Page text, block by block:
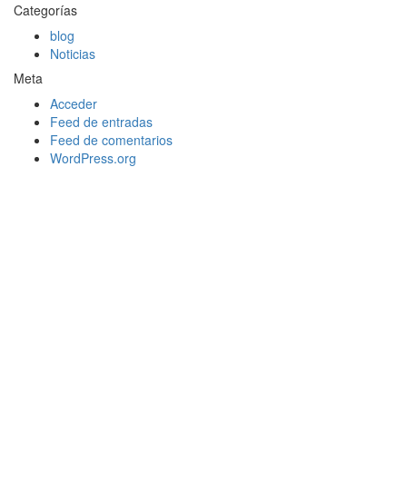
Categorías
blog
Noticias
Meta
Acceder
Feed de entradas
Feed de comentarios
WordPress.org